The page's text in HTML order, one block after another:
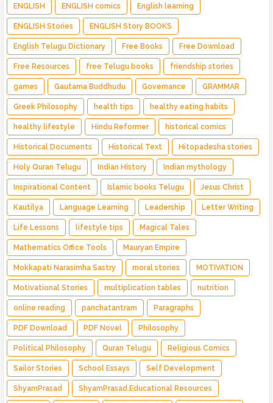
ENGLISH ENGLISH comics English learning
ENGLISH Stories ENGLISH Story BOOKS
English Telugu Dictionary Free Books Free Download
Free Resources free Telugu books friendship stories
games Gautama Buddhudu Governance GRAMMAR
Greek Philosophy health tips healthy eating habits
healthy lifestyle Hindu Reformer historical comics
Historical Documents Historical Text Hitopadesha stories
Holy Quran Telugu Indian History Indian mythology
Inspirational Content Islamic books Telugu Jesus Christ
Kautilya Language Learning Leadership Letter Writing
Life Lessons lifestyle tips Magical Tales
Mathematics Office Tools Mauryan Empire
Mokkapati Narasimha Sastry moral stories MOTIVATION
Motivational Stories multiplication tables nutrition
online reading panchatantram Paragraphs
PDF Download PDF Novel Philosophy
Political Philosophy Quran Telugu Religious Comics
Sailor Stories School Essays Self Development
ShyamPrasad ShyamPrasad.Educational Resources